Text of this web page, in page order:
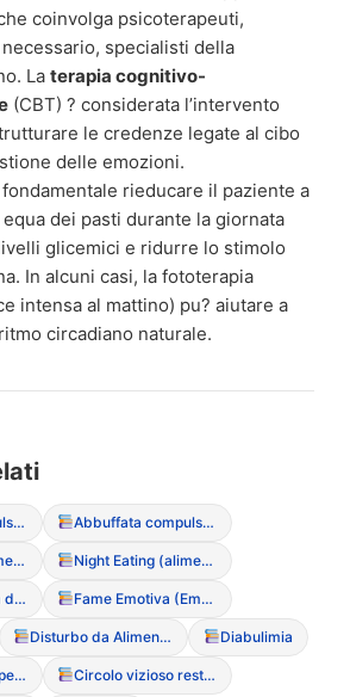
coinvolga psicoterapeuti,
specialisti della
La terapia cognitivo-
(CBT) ? considerata l’intervento
le credenze legate al cibo
delle emozioni.
rieducare il paziente a
dei pasti durante la giornata
glicemici e ridurre lo stimolo
In alcuni casi, la fototerapia
intensa al mattino) pu? aiutare a
circadiano naturale.
Abbuffata compulsiva Abbuffata compulsiva
Sindrome da alimentazione notturna (Night Eating Syndrome) Night Eating (alimentazione notturna compulsiva)
Ingestione rapida di grandi quantit? (Bingeing) Fame Emotiva (Emotional Eating
Disturbo da Alimentazione Incontrollata (BED) Diabulimia
Condette di compenso Circolo vizioso restrizione-abbuffata